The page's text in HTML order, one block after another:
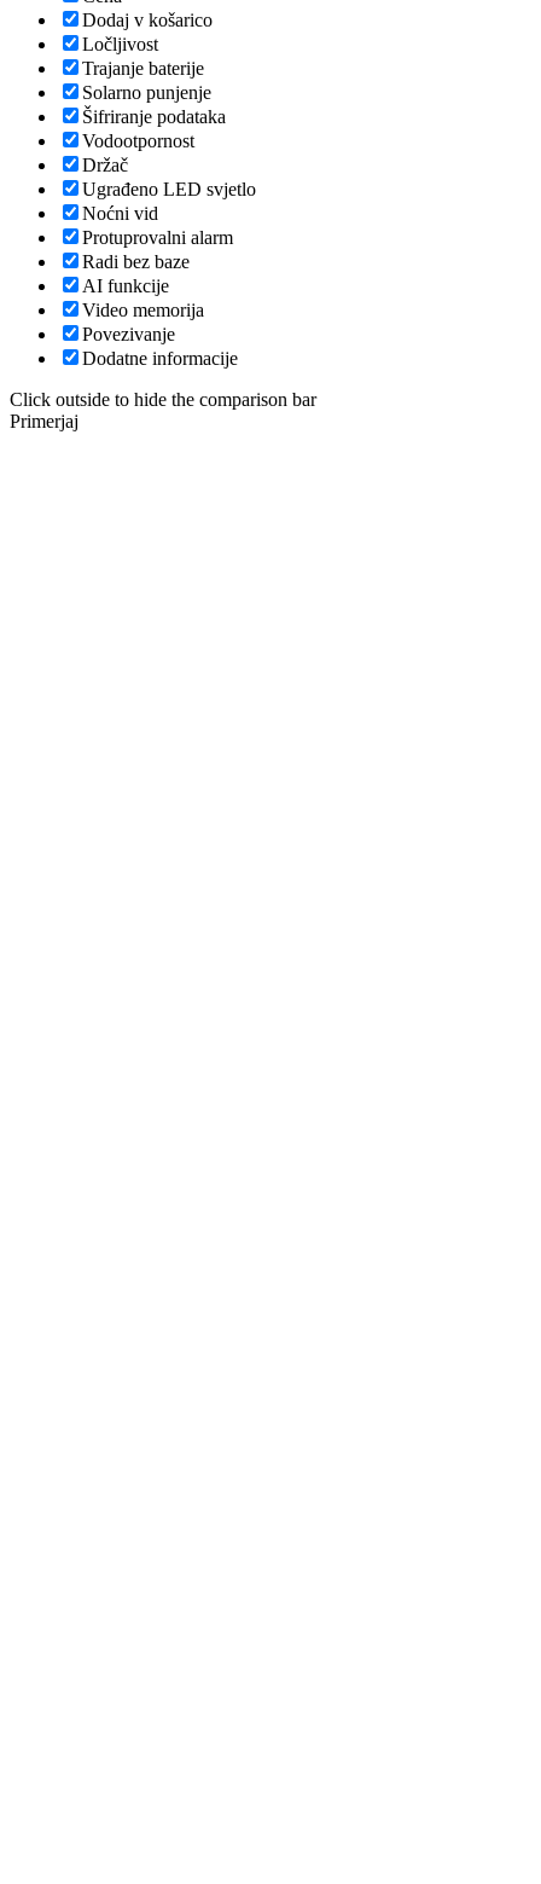
Dodaj v košarico
Ločljivost
Trajanje baterije
Solarno punjenje
Šifriranje podataka
Vodootpornost
Držač
Ugrađeno LED svjetlo
Noćni vid
Protuprovalni alarm
Radi bez baze
AI funkcije
Video memorija
Povezivanje
Dodatne informacije
Click outside to hide the comparison bar
Primerjaj